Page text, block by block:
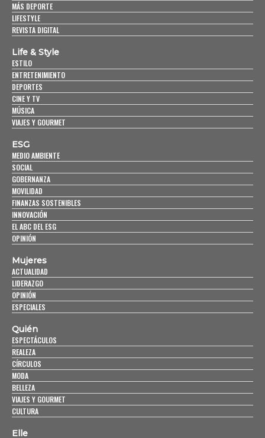
MÁS DEPORTE
LIFESTYLE
REVISTA DIGITAL
Life & Style
ESTILO
ENTRETENIMIENTO
DEPORTES
CINE Y TV
MÚSICA
VIAJES Y GOURMET
ESG
MEDIO AMBIENTE
SOCIAL
GOBERNANZA
MOVILIDAD
FINANZAS SOSTENIBLES
INNOVACIÓN
EL ABC DEL ESG
OPINIÓN
Mujeres
ACTUALIDAD
LIDERAZGO
OPINIÓN
ESPECIALES
Quién
ESPECTÁCULOS
REALEZA
CÍRCULOS
MODA
BELLEZA
VIAJES Y GOURMET
CULTURA
Elle